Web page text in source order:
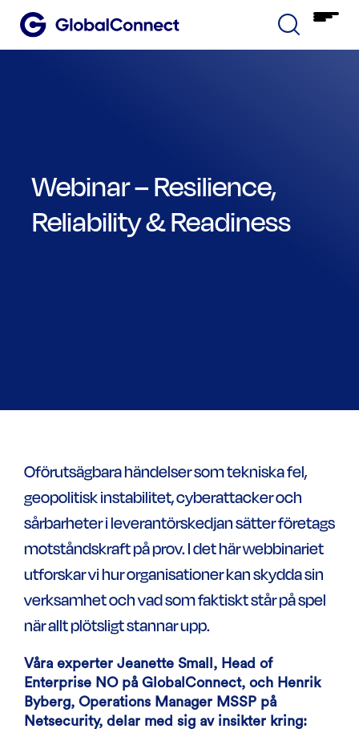
Webinar – Resilience,
Reliability & Readiness
Oförutsägbara händelser som tekniska fel,
geopolitisk instabilitet, cyberattacker och
sårbarheter i leverantörskedjan sätter företags
motståndskraft på prov. I det här webbinariet
utforskar vi hur organisationer kan skydda sin
verksamhet och vad som faktiskt står på spel
när allt plötsligt stannar upp.
Våra experter Jeanette Small, Head of
Enterprise NO på GlobalConnect, och Henrik
Byberg, Operations Manager MSSP på
Netsecurity, delar med sig av insikter kring: